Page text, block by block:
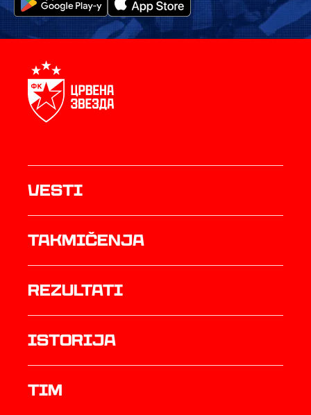
Vesti
Takmičenja
rezultati
istorija
TIM